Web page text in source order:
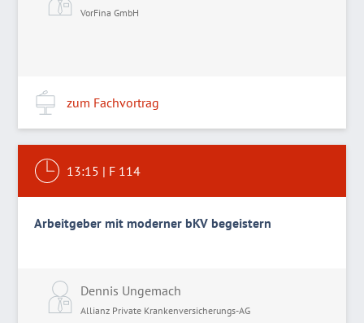
VorFina GmbH
zum Fachvortrag
13:15 | F 114
Arbeitgeber mit moderner bKV begeistern
Dennis Ungemach
Allianz Private Krankenversicherungs-AG